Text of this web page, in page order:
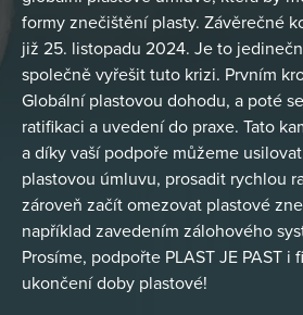
formy znečištění plasty. Závěrečné
již 25. listopadu 2024. Je to
společně vyřešit tuto krizi. Prvním
Globální plastovou dohodu, a poté
ratifikaci a uvedení do praxe. Tato
a díky vaší podpoře můžeme
plastovou úmluvu, prosadit rychlou
zároveň začít omezovat plastové
například zavedením zálohového
Prosíme, podpořte PLAST JE PAST
ukončení doby plastové!